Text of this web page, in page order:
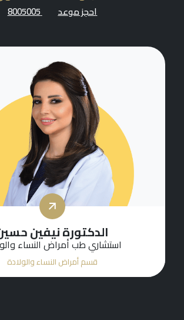
احجز موعد 8005005
الدكتورة نيفين حسين
استشاري طب أمراض النساء والولادة
قسم أمراض النساء والولادة